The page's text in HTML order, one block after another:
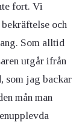
fort. Vi
och
Som alltid
utgår ifrån
som jag backar
mån man